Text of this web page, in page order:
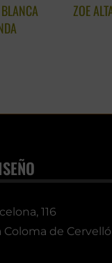
ZOE
116
de Cervelló